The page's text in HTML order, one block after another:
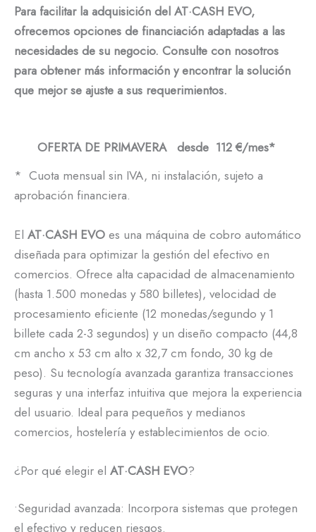
Para facilitar la adquisición del AT·CASH EVO,
ofrecemos opciones de financiación adaptadas a las
necesidades de su negocio. Consulte con nosotros
para obtener más información y encontrar la solución
que mejor se ajuste a sus requerimientos.
OFERTA DE PRIMAVERA desde 112 €/mes*
* Cuota mensual sin IVA, ni instalación, sujeto a
aprobación financiera.
El AT·CASH EVO es una máquina de cobro automático
diseñada para optimizar la gestión del efectivo en
comercios. Ofrece alta capacidad de almacenamiento
(hasta 1.500 monedas y 580 billetes), velocidad de
procesamiento eficiente (12 monedas/segundo y 1
billete cada 2-3 segundos) y un diseño compacto (44,8
cm ancho x 53 cm alto x 32,7 cm fondo, 30 kg de
peso). Su tecnología avanzada garantiza transacciones
seguras y una interfaz intuitiva que mejora la experiencia
del usuario. Ideal para pequeños y medianos
comercios, hostelería y establecimientos de ocio.
¿Por qué elegir el AT·CASH EVO?
•Seguridad avanzada: Incorpora sistemas que protegen
el efectivo y reducen riesgos.